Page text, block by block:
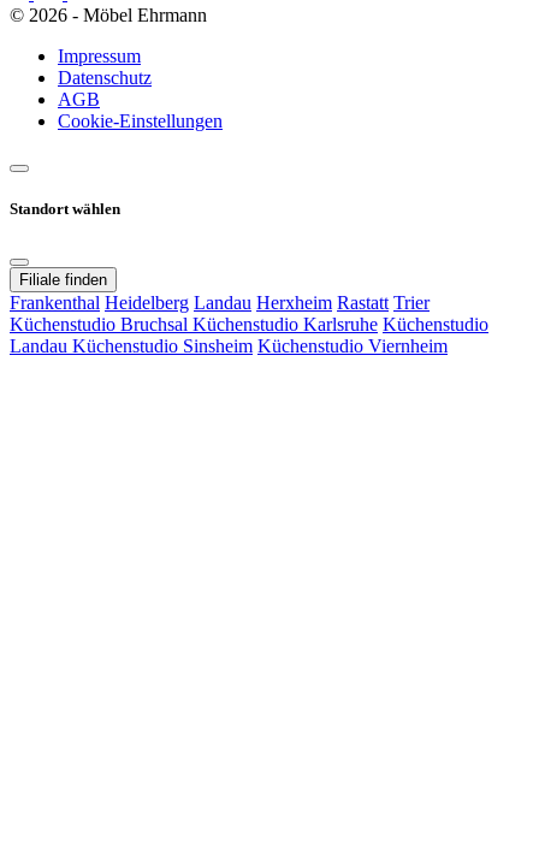
© 2026 - Möbel Ehrmann
Impressum
Datenschutz
AGB
Cookie-Einstellungen
Standort wählen
Filiale finden
Frankenthal Heidelberg Landau Herxheim Rastatt Trier
Küchenstudio Bruchsal Küchenstudio Karlsruhe Küchenstudio
Landau Küchenstudio Sinsheim Küchenstudio Viernheim